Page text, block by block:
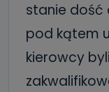
stanie dość
pod kątem
kierowcy